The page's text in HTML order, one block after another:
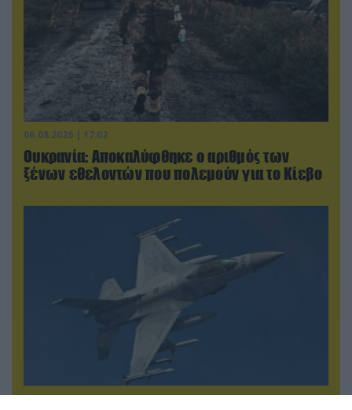
06.08.2026 | 17:02
Ουκρανία: Αποκαλύφθηκε ο αριθμός των
ξένων εθελοντών που πολεμούν για το Κίεβο
07.08.2026 | 00:02